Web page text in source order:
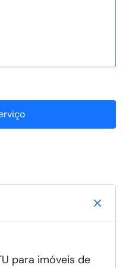
para imóveis de